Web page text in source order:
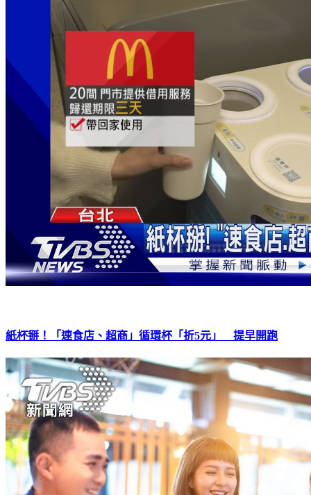
紙杯掰！「速食店、超商」循環杯「折5元」 提早開跑